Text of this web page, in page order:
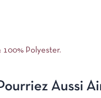
100% Polyester.
Aussi